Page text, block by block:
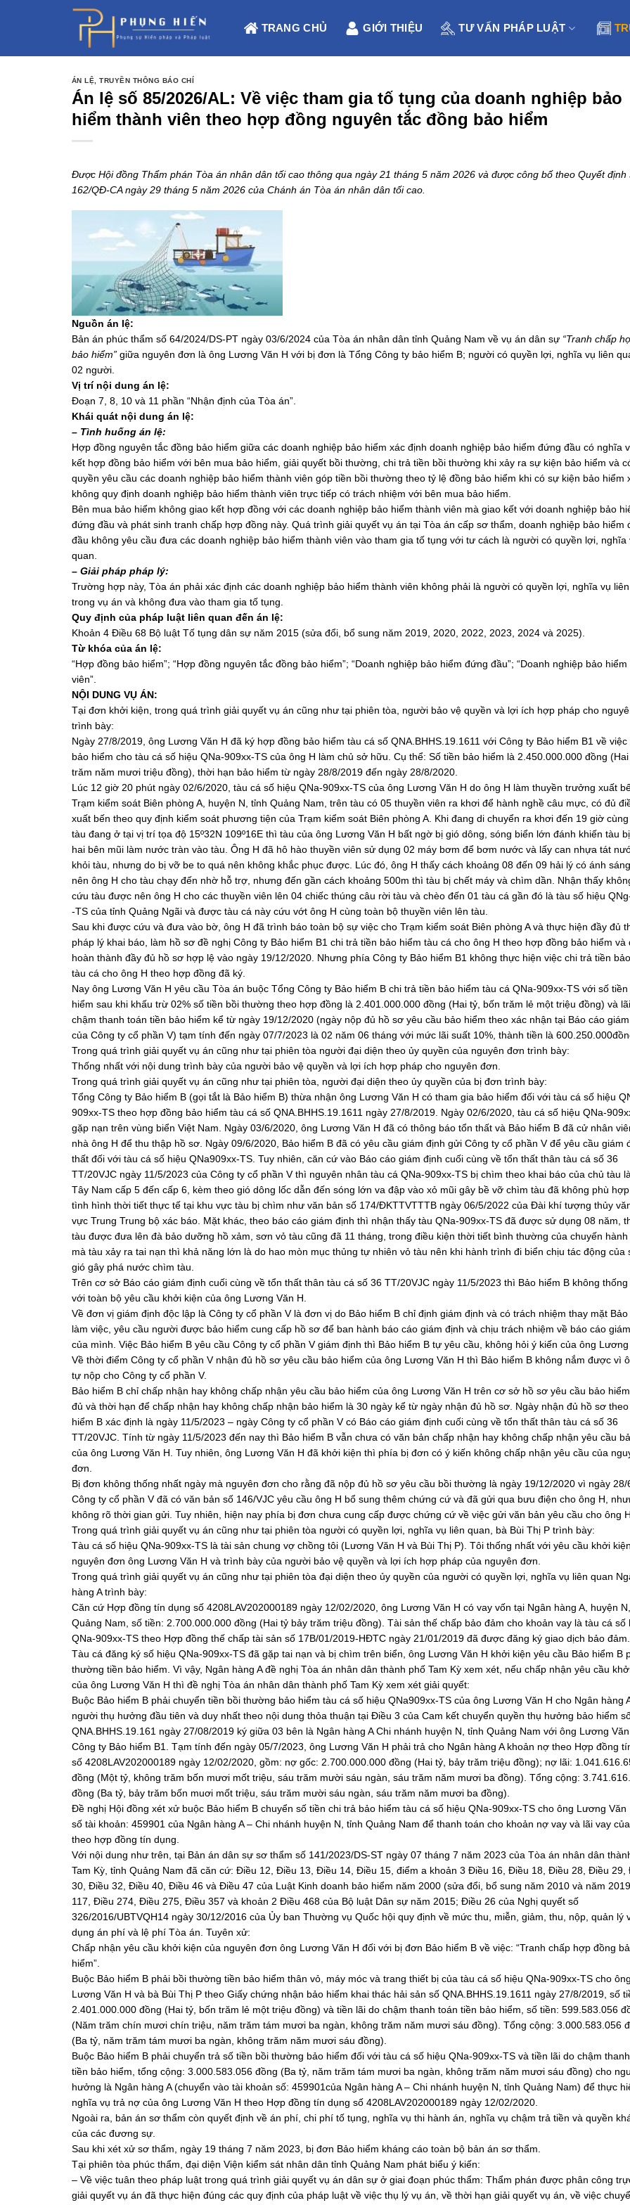
TRANG CHỦ GIỚI THIỆU TƯ VẤN PHÁP LUẬT
ÁN LỆ ,TRUYỀN THÔNG BÁO CHÍ
Án lệ số 85/2026/AL: Về việc tham gia tố tụng của doanh nghiệp bảo
hiểm thành viên theo hợp đồng nguyên tắc đồng bảo hiểm
Được Hội đồng Thẩm phán Tòa án nhân dân tối cao thông qua ngày 21 tháng 5 năm 2026 và được công bố theo Quyết định
162/QĐ-CA ngày 29 tháng 5 năm 2026 của Chánh án Tòa án nhân dân tối cao.
Nguồn án lệ:
Bản án phúc thẩm số 64/2024/DS-PT ngày 03/6/2024 của Tòa án nhân dân tỉnh Quảng Nam về vụ án dân sự “Tranh chấp
bảo hiểm” giữa nguyên đơn là ông Lương Văn H với bị đơn là Tổng Công ty bảo hiểm B; người có quyền lợi, nghĩa vụ liên
02 người.
Vị trí nội dung án lệ:
Đoạn 7, 8, 10 và 11 phần “Nhận định của Tòa án”.
Khái quát nội dung án lệ:
– Tình huống án lệ:
Hợp đồng nguyên tắc đồng bảo hiểm giữa các doanh nghiệp bảo hiểm xác định doanh nghiệp bảo hiểm đứng đầu có nghĩa
kết hợp đồng bảo hiểm với bên mua bảo hiểm, giải quyết bồi thường, chi trả tiền bồi thường khi xảy ra sự kiện bảo hiểm và
quyền yêu cầu các doanh nghiệp bảo hiểm thành viên góp tiền bồi thường theo tỷ lệ đồng bảo hiểm khi có sự kiện bảo hiểm
không quy định doanh nghiệp bảo hiểm thành viên trực tiếp có trách nhiệm với bên mua bảo hiểm.
Bên mua bảo hiểm không giao kết hợp đồng với các doanh nghiệp bảo hiểm thành viên mà giao kết với doanh nghiệp bảo
đứng đầu và phát sinh tranh chấp hợp đồng này. Quá trình giải quyết vụ án tại Tòa án cấp sơ thẩm, doanh nghiệp bảo hiểm
đầu không yêu cầu đưa các doanh nghiệp bảo hiểm thành viên vào tham gia tố tụng với tư cách là người có quyền lợi, nghĩa
quan.
– Giải pháp pháp lý:
Trường hợp này, Tòa án phải xác định các doanh nghiệp bảo hiểm thành viên không phải là người có quyền lợi, nghĩa vụ
trong vụ án và không đưa vào tham gia tố tụng.
Quy định của pháp luật liên quan đến án lệ:
Khoản 4 Điều 68 Bộ luật Tố tụng dân sự năm 2015 (sửa đổi, bổ sung năm 2019, 2020, 2022, 2023, 2024 và 2025).
Từ khóa của án lệ:
“Hợp đồng bảo hiểm”; “Hợp đồng nguyên tắc đồng bảo hiểm”; “Doanh nghiệp bảo hiểm đứng đầu”; “Doanh nghiệp bảo
viên”.
NỘI DUNG VỤ ÁN:
Tại đơn khởi kiện, trong quá trình giải quyết vụ án cũng như tại phiên tòa, người bảo vệ quyền và lợi ích hợp pháp cho
trình bày:
Ngày 27/8/2019, ông Lương Văn H đã ký hợp đồng bảo hiểm tàu cá số QNA.BHHS.19.1611 với Công ty Bảo hiểm B1 về việc
bảo hiểm cho tàu cá số hiệu QNa-909xx-TS của ông H làm chủ sở hữu. Cụ thể: Số tiền bảo hiểm là 2.450.000.000 đồng
trăm năm mươi triệu đồng), thời hạn bảo hiểm từ ngày 28/8/2019 đến ngày 28/8/2020.
Lúc 12 giờ 20 phút ngày 02/6/2020, tàu cá số hiệu QNa-909xx-TS của ông Lương Văn H do ông H làm thuyền trưởng xuất
Trạm kiểm soát Biên phòng A, huyện N, tỉnh Quảng Nam, trên tàu có 05 thuyền viên ra khơi để hành nghề câu mực, có đủ
xuất bến theo quy định kiểm soát phương tiện của Trạm kiểm soát Biên phòng A. Khi đang di chuyển ra khơi đến 19 giờ
tàu đang ở tại vị trí tọa độ 15º32N 109º16E thì tàu của ông Lương Văn H bất ngờ bị gió dông, sóng biển lớn đánh khiến tàu
hai bên mũi làm nước tràn vào tàu. Ông H đã hô hào thuyền viên sử dụng 02 máy bơm để bơm nước và lấy can nhựa tát
khỏi tàu, nhưng do bị vỡ be to quá nên không khắc phục được. Lúc đó, ông H thấy cách khoảng 08 đến 09 hải lý có ánh
nên ông H cho tàu chạy đến nhờ hỗ trợ, nhưng đến gần cách khoảng 500m thì tàu bị chết máy và chìm dần. Nhận thấy
cứu tàu được nên ông H cho các thuyền viên lên 04 chiếc thúng câu rời tàu và chèo đến 01 tàu cá gần đó là tàu số hiệu
-TS của tỉnh Quảng Ngãi và được tàu cá này cứu vớt ông H cùng toàn bộ thuyền viên lên tàu.
Sau khi được cứu và đưa vào bờ, ông H đã trình báo toàn bộ sự việc cho Trạm kiểm soát Biên phòng A và thực hiện đầy đủ
pháp lý khai báo, làm hồ sơ đề nghị Công ty Bảo hiểm B1 chi trả tiền bảo hiểm tàu cá cho ông H theo hợp đồng bảo hiểm và
hoàn thành đầy đủ hồ sơ hợp lệ vào ngày 19/12/2020. Nhưng phía Công ty Bảo hiểm B1 không thực hiện việc chi trả tiền
tàu cá cho ông H theo hợp đồng đã ký.
Nay ông Lương Văn H yêu cầu Tòa án buộc Tổng Công ty Bảo hiểm B chi trả tiền bảo hiểm tàu cá QNa-909xx-TS với số
hiểm sau khi khấu trừ 02% số tiền bồi thường theo hợp đồng là 2.401.000.000 đồng (Hai tỷ, bốn trăm lẻ một triệu đồng) và
chậm thanh toán tiền bảo hiểm kể từ ngày 19/12/2020 (ngày nộp đủ hồ sơ yêu cầu bảo hiểm theo xác nhận tại Báo cáo
của Công ty cổ phần V) tạm tính đến ngày 07/7/2023 là 02 năm 06 tháng với mức lãi suất 10%, thành tiền là
Trong quá trình giải quyết vụ án cũng như tại phiên tòa người đại diện theo ủy quyền của nguyên đơn trình bày:
Thống nhất với nội dung trình bày của người bảo vệ quyền và lợi ích hợp pháp cho nguyên đơn.
Trong quá trình giải quyết vụ án cũng như tại phiên tòa, người đại diện theo ủy quyền của bị đơn trình bày:
Tổng Công ty Bảo hiểm B (gọi tắt là Bảo hiểm B) thừa nhận ông Lương Văn H có tham gia bảo hiểm đối với tàu cá số hiệu
909xx-TS theo hợp đồng bảo hiểm tàu cá số QNA.BHHS.19.1611 ngày 27/8/2019. Ngày 02/6/2020, tàu cá số hiệu QNa-
gặp nạn trên vùng biển Việt Nam. Ngày 03/6/2020, ông Lương Văn H đã có thông báo tổn thất và Bảo hiểm B đã cử nhân
nhà ông H để thu thập hồ sơ. Ngày 09/6/2020, Bảo hiểm B đã có yêu cầu giám định gửi Công ty cổ phần V để yêu cầu giám
thất đối với tàu cá số hiệu QNa909xx-TS. Tuy nhiên, căn cứ vào Báo cáo giám định cuối cùng về tổn thất thân tàu cá số 36
TT/20VJC ngày 11/5/2023 của Công ty cổ phần V thì nguyên nhân tàu cá QNa-909xx-TS bị chìm theo khai báo của chủ tàu
Tây Nam cấp 5 đến cấp 6, kèm theo gió dông lốc dẫn đến sóng lớn va đập vào xỏ mũi gây bề vỡ chìm tàu đã không phù
tình hình thời tiết thực tế tại khu vực tàu bị chìm như văn bản số 174/ĐKTTVTTTB ngày 06/5/2022 của Đài khí tượng thủy
vực Trung Trung bộ xác báo. Mặt khác, theo báo cáo giám định thì nhận thấy tàu QNa-909xx-TS đã được sử dụng 08 năm,
tàu được đưa lên đà bảo dưỡng hồ xảm, sơn vỏ tàu cũng đã 11 tháng, trong điều kiện thời tiết bình thường của chuyến
mà tàu xảy ra tai nạn thì khả năng lớn là do hao mòn mục thủng tự nhiên vỏ tàu nên khi hành trình đi biển chịu tác động của
gió gây phá nước chìm tàu.
Trên cơ sở Báo cáo giám định cuối cùng về tổn thất thân tàu cá số 36 TT/20VJC ngày 11/5/2023 thì Bảo hiểm B không
với toàn bộ yêu cầu khởi kiện của ông Lương Văn H.
Về đơn vị giám định độc lập là Công ty cổ phần V là đơn vị do Bảo hiểm B chỉ định giám định và có trách nhiệm thay mặt Bảo
làm việc, yêu cầu người được bảo hiểm cung cấp hồ sơ để ban hành báo cáo giám định và chịu trách nhiệm về báo cáo
của mình. Việc Bảo hiểm B yêu cầu Công ty cổ phần V giám định thì Bảo hiểm B tự yêu cầu, không hỏi ý kiến của ông
Về thời điểm Công ty cổ phần V nhận đủ hồ sơ yêu cầu bảo hiểm của ông Lương Văn H thì Bảo hiểm B không nắm được vì
tự nộp cho Công ty cổ phần V.
Bảo hiểm B chỉ chấp nhận hay không chấp nhận yêu cầu bảo hiểm của ông Lương Văn H trên cơ sở hồ sơ yêu cầu bảo
đủ và thời hạn để chấp nhận hay không chấp nhận bảo hiểm là 30 ngày kể từ ngày nhận đủ hồ sơ. Ngày nhận đủ hồ sơ
hiểm B xác định là ngày 11/5/2023 – ngày Công ty cổ phần V có Báo cáo giám định cuối cùng về tổn thất thân tàu cá số 36
TT/20VJC. Tính từ ngày 11/5/2023 đến nay thì Bảo hiểm B vẫn chưa có văn bản chấp nhận hay không chấp nhận yêu cầu
của ông Lương Văn H. Tuy nhiên, ông Lương Văn H đã khởi kiện thì phía bị đơn có ý kiến không chấp nhận yêu cầu của
đơn.
Bị đơn không thống nhất ngày mà nguyên đơn cho rằng đã nộp đủ hồ sơ yêu cầu bồi thường là ngày 19/12/2020 vì ngày 28/
Công ty cổ phần V đã có văn bản số 146/VJC yêu cầu ông H bổ sung thêm chứng cứ và đã gửi qua bưu điện cho ông H,
không rõ thời gian gửi. Tuy nhiên, hiện nay phía bị đơn chưa cung cấp được chứng cứ về việc gửi văn bản yêu cầu cho ông
Trong quá trình giải quyết vụ án cũng như tại phiên tòa người có quyền lợi, nghĩa vụ liên quan, bà Bùi Thị P trình bày:
Tàu cá số hiệu QNa-909xx-TS là tài sản chung vợ chồng tôi (Lương Văn H và Bùi Thị P). Tôi thống nhất với yêu cầu khởi
nguyên đơn ông Lương Văn H và trình bày của người bảo vệ quyền và lợi ích hợp pháp của nguyên đơn.
Trong quá trình giải quyết vụ án cũng như tại phiên tòa đại diện theo ủy quyền của người có quyền lợi, nghĩa vụ liên quan
hàng A trình bày:
Căn cứ Hợp đồng tín dụng số 4208LAV202000189 ngày 12/02/2020, ông Lương Văn H có vay vốn tại Ngân hàng A, huyện
Quảng Nam, số tiền: 2.700.000.000 đồng (Hai tỷ bảy trăm triệu đồng). Tài sản thế chấp bảo đảm cho khoản vay là tàu cá số
QNa-909xx-TS theo Hợp đồng thế chấp tài sản số 17B/01/2019-HĐTC ngày 21/01/2019 đã được đăng ký giao dịch bảo đảm.
Tàu cá đăng ký số hiệu QNa-909xx-TS đã gặp tai nạn và bị chìm trên biển, ông Lương Văn H khởi kiện yêu cầu Bảo hiểm B
thường tiền bảo hiểm. Vì vậy, Ngân hàng A đề nghị Tòa án nhân dân thành phố Tam Kỳ xem xét, nếu chấp nhận yêu cầu
của ông Lương Văn H thì đề nghị Tòa án nhân dân thành phố Tam Kỳ xem xét giải quyết:
Buộc Bảo hiểm B phải chuyển tiền bồi thường bảo hiểm tàu cá số hiệu QNa909xx-TS của ông Lương Văn H cho Ngân hàng
người thụ hưởng đầu tiên và duy nhất theo nội dung thỏa thuận tại Điều 3 của Cam kết chuyển quyền thụ hưởng bảo hiểm
QNA.BHHS.19.161 ngày 27/08/2019 ký giữa 03 bên là Ngân hàng A Chi nhánh huyện N, tỉnh Quảng Nam với ông Lương
Công ty Bảo hiểm B1. Tạm tính đến ngày 05/7/2023, ông Lương Văn H phải trả cho Ngân hàng A khoản nợ theo Hợp đồng
số 4208LAV202000189 ngày 12/02/2020, gồm: nợ gốc: 2.700.000.000 đồng (Hai tỷ, bảy trăm triệu đồng); nợ lãi:
đồng (Một tỷ, không trăm bốn mươi mốt triệu, sáu trăm mười sáu ngàn, sáu trăm năm mươi ba đồng). Tổng cộng:
đồng (Ba tỷ, bảy trăm bốn muơi mốt triệu, sáu trăm mười sáu ngàn, sáu trăm năm mươi ba đồng).
Đề nghị Hội đồng xét xử buộc Bảo hiểm B chuyển số tiền chi trả bảo hiểm tàu cá số hiệu QNa-909xx-TS cho ông Lương Văn
số tài khoản: 459901 của Ngân hàng A – Chi nhánh huyện N, tỉnh Quảng Nam để thanh toán cho khoản nợ vay và lãi vay
theo hợp đồng tín dụng.
Với nội dung như trên, tại Bản án dân sự sơ thẩm số 141/2023/DS-ST ngày 07 tháng 7 năm 2023 của Tòa án nhân dân
Tam Kỳ, tỉnh Quảng Nam đã căn cứ: Điều 12, Điều 13, Điều 14, Điều 15, điểm a khoản 3 Điều 16, Điều 18, Điều 28, Điều 29,
30, Điều 32, Điều 40, Điều 46 và Điều 47 của Luật Kinh doanh bảo hiểm năm 2000 (sửa đổi, bổ sung năm 2010 và năm
117, Điều 274, Điều 275, Điều 357 và khoản 2 Điều 468 của Bộ luật Dân sự năm 2015; Điều 26 của Nghị quyết số
326/2016/UBTVQH14 ngày 30/12/2016 của Ủy ban Thường vụ Quốc hội quy định về mức thu, miễn, giảm, thu, nộp, quản lý
dụng án phí và lệ phí Tòa án. Tuyên xử:
Chấp nhận yêu cầu khởi kiện của nguyên đơn ông Lương Văn H đối với bị đơn Bảo hiểm B về việc: “Tranh chấp hợp đồng
hiểm”.
Buộc Bảo hiểm B phải bồi thường tiền bảo hiểm thân vỏ, máy móc và trang thiết bị của tàu cá số hiệu QNa-909xx-TS cho
Lương Văn H và bà Bùi Thị P theo Giấy chứng nhận bảo hiểm khai thác hải sản số QNA.BHHS.19.1611 ngày 27/8/2019, số
2.401.000.000 đồng (Hai tỷ, bốn trăm lẻ một triệu đồng) và tiền lãi do chậm thanh toán tiền bảo hiểm, số tiền: 599.583.056
(Năm trăm chín mươi chín triệu, năm trăm tám mươi ba ngàn, không trăm năm mươi sáu đồng). Tổng cộng: 3.000.583.056
(Ba tỷ, năm trăm tám mươi ba ngàn, không trăm năm mươi sáu đồng).
Buộc Bảo hiểm B phải chuyển trả số tiền bồi thường bảo hiểm đối với tàu cá số hiệu QNa-909xx-TS và tiền lãi do chậm
tiền bảo hiểm, tổng cộng: 3.000.583.056 đồng (Ba tỷ, năm trăm tám mươi ba ngàn, không trăm năm mươi sáu đồng) cho
hưởng là Ngân hàng A (chuyển vào tài khoản số: 459901của Ngân hàng A – Chi nhánh huyện N, tỉnh Quảng Nam) để thực
nghĩa vụ trả nợ của ông Lương Văn H theo Hợp đồng tín dụng số 4208LAV202000189 ngày 12/02/2020.
Ngoài ra, bản án sơ thẩm còn quyết định về án phí, chi phí tố tụng, nghĩa vụ thi hành án, nghĩa vụ chậm trả tiền và quyền
của các đương sự.
Sau khi xét xử sơ thẩm, ngày 19 tháng 7 năm 2023, bị đơn Bảo hiểm kháng cáo toàn bộ bản án sơ thẩm.
Tại phiên tòa phúc thẩm, đại diện Viện kiểm sát nhân dân tỉnh Quảng Nam phát biểu ý kiến:
– Về việc tuân theo pháp luật trong quá trình giải quyết vụ án dân sự ở giai đoạn phúc thẩm: Thẩm phán được phân công
giải quyết vụ án đã thực hiện đúng các quy định của pháp luật về việc thụ lý vụ án, về thời hạn giải quyết vụ án, về việc